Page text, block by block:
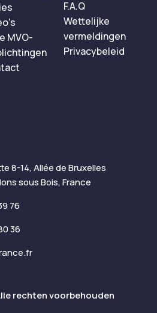
MVO-
F.A.Q
Wettelijke
vermeldingen
Privacybeleid
8-14, Allée de Bruxelles
sous Bois, France
76
36
rechten voorbehouden